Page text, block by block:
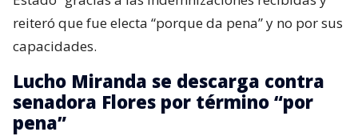
reiteró que fue electa “porque da pena” y no por sus
capacidades.
Lucho Miranda se descarga contra
senadora Flores por término “por
pena”